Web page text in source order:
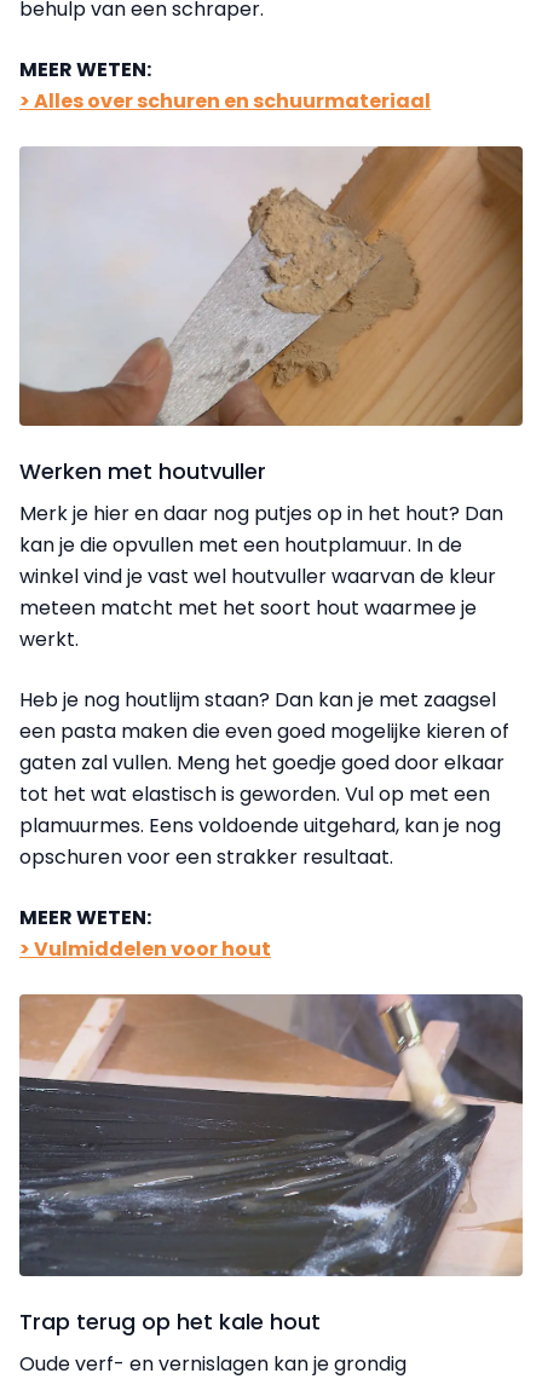
behulp van een schraper.
MEER WETEN:
> Alles over schuren en schuurmateriaal
Werken met houtvuller
Merk je hier en daar nog putjes op in het hout? Dan
kan je die opvullen met een houtplamuur. In de
winkel vind je vast wel houtvuller waarvan de kleur
meteen matcht met het soort hout waarmee je
werkt.
Heb je nog houtlijm staan? Dan kan je met zaagsel
een pasta maken die even goed mogelijke kieren of
gaten zal vullen. Meng het goedje goed door elkaar
tot het wat elastisch is geworden. Vul op met een
plamuurmes. Eens voldoende uitgehard, kan je nog
opschuren voor een strakker resultaat.
MEER WETEN:
> Vulmiddelen voor hout
Trap terug op het kale hout
Oude verf- en vernislagen kan je grondig